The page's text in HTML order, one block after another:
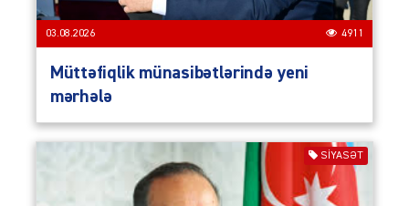
03.08.2026 4911
Müttəfiqlik münasibətlərində yeni
mərhələ
SIYASƏT